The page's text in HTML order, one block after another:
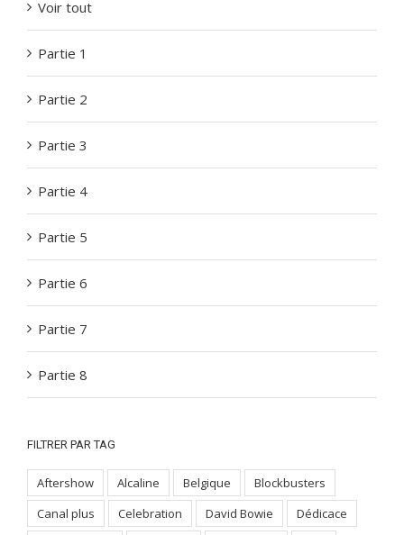
Voir tout
Partie 1
Partie 2
Partie 3
Partie 4
Partie 5
Partie 6
Partie 7
Partie 8
FILTRER PAR TAG
Aftershow Alcaline Belgique
Blockbusters
Canal plus
Celebration David Bowie
Dédicace